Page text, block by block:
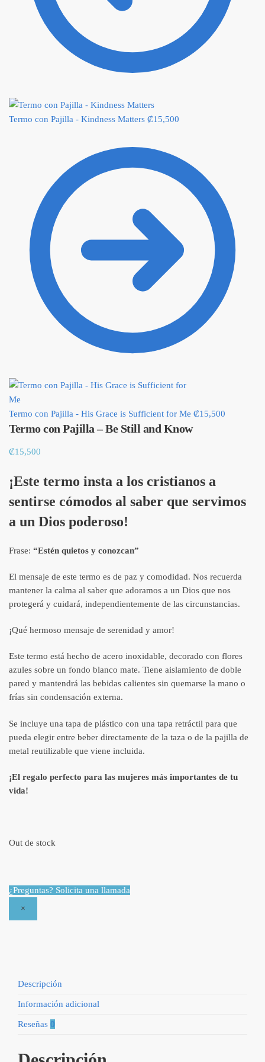
Termo con Pajilla - Kindness Matters ₡15,500
Termo con Pajilla - His Grace is Sufficient for Me ₡15,500
Termo con Pajilla – Be Still and Know
₡15,500
¡Este termo insta a los cristianos a
sentirse cómodos al saber que servimos
a un Dios poderoso!
Frase: “Estén quietos y conozcan”
El mensaje de este termo es de paz y comodidad. Nos recuerda
mantener la calma al saber que adoramos a un Dios que nos
protegerá y cuidará, independientemente de las circunstancias.
¡Qué hermoso mensaje de serenidad y amor!
Este termo está hecho de acero inoxidable, decorado con flores
azules sobre un fondo blanco mate. Tiene aislamiento de doble
pared y mantendrá las bebidas calientes sin quemarse la mano o
frías sin condensación externa.
Se incluye una tapa de plástico con una tapa retráctil para que
pueda elegir entre beber directamente de la taza o de la pajilla de
metal reutilizable que viene incluida.
¡El regalo perfecto para las mujeres más importantes de tu
vida!
Out de stock
¿Preguntas? Solicita una llamada
×
Descripción
Información adicional
Reseñas 0